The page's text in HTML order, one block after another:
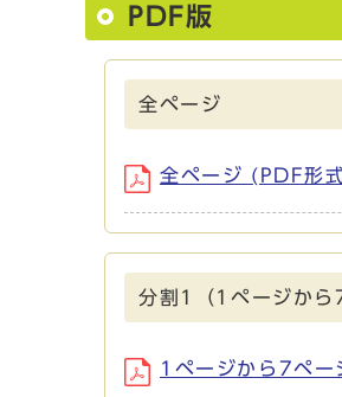
PDF版
全ページ
全ページ (PDF形
分割1（1ページから
1ページから7ペ